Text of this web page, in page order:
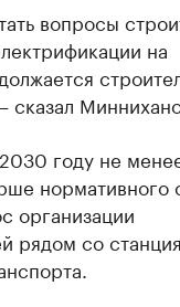
вопросы
на
сказал
году не
нормативного
организации
рядом со